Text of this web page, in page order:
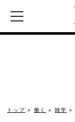
トップ 働く 雑学